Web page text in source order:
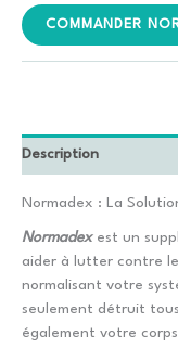
COMMANDER
Description
Normadex : La
Normadexest un
aider à lutter contre
normalisant votre
seulement détruit
également votre